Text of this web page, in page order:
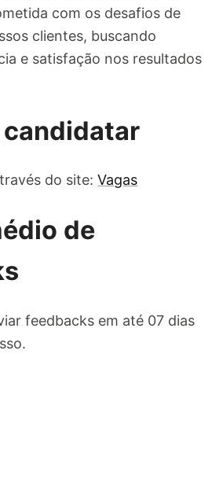
com os desafios de
clientes, buscando
e satisfação nos resultados
candidatar
do site:Vagas
de
feedbacks em até 07 dias